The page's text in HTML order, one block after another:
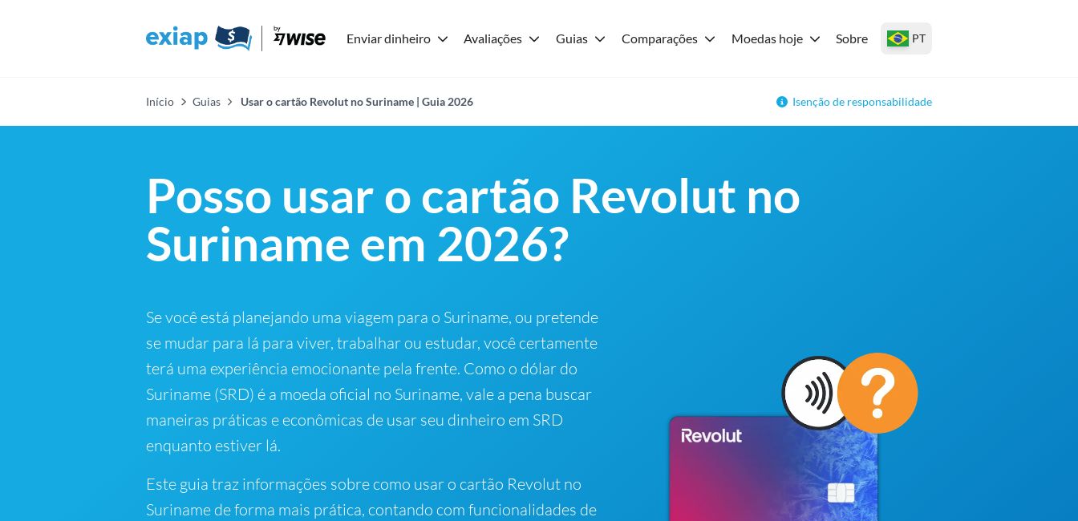
Enviar dinheiro Avaliações Guias Comparações Moedas hoje Sobre PT
Início Guias Usar o cartão Revolut no Suriname | Guia 2026 Isenção de responsabilidade
Posso usar o cartão Revolut no
Suriname em 2026?
Se você está planejando uma viagem para o Suriname, ou pretende
se mudar para lá para viver, trabalhar ou estudar, você certamente
terá uma experiência emocionante pela frente. Como o dólar do
Suriname (SRD) é a moeda oficial no Suriname, vale a pena buscar
maneiras práticas e econômicas de usar seu dinheiro em SRD
enquanto estiver lá.
Este guia traz informações sobre como usar o cartão Revolut no
Suriname de forma mais prática, contando com funcionalidades de